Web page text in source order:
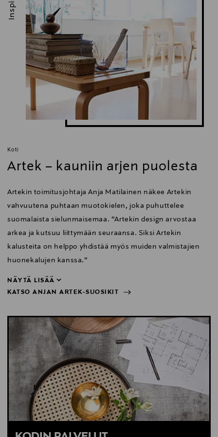
Koti
Artek – kauniin arjen puolesta
Artekin toimitusjohtaja Anja Matilainen näkee Artekin
vahvuutena puhtaan muotokielen, joka puhuttelee
suomalaista sielunmaisemaa. ”Artekin design arvostaa
arkea ja kutsuu liittymään seuraansa. Siksi Artekin
kalusteita on helppo yhdistää myös muiden valmistajien
huonekalujen kanssa.”
NÄYTÄ LISÄÄ
KATSO ANJAN ARTEK-SUOSIKIT
NÄYTÄ VÄHEMMÄN
KATSO ANJAN ARTEK-SUOSIKIT